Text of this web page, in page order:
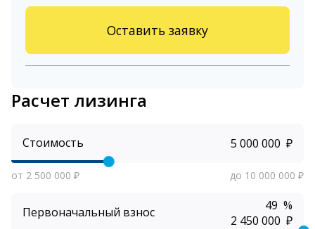
Оставить заявку
Расчет лизинга
Стоимость ₽
от 2 500 000 ₽ до 10 000 000 ₽
Первоначальный взнос
%
₽